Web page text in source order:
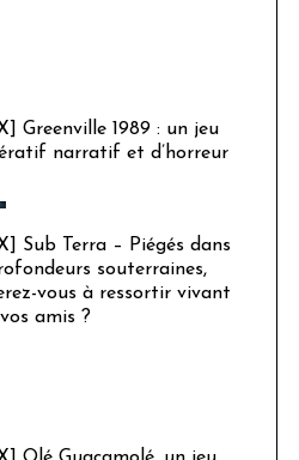
Greenville 1989 : un jeu
narratif et d’horreur
Sub Terra – Piégés dans
souterraines,
vous à ressortir vivant
amis ?